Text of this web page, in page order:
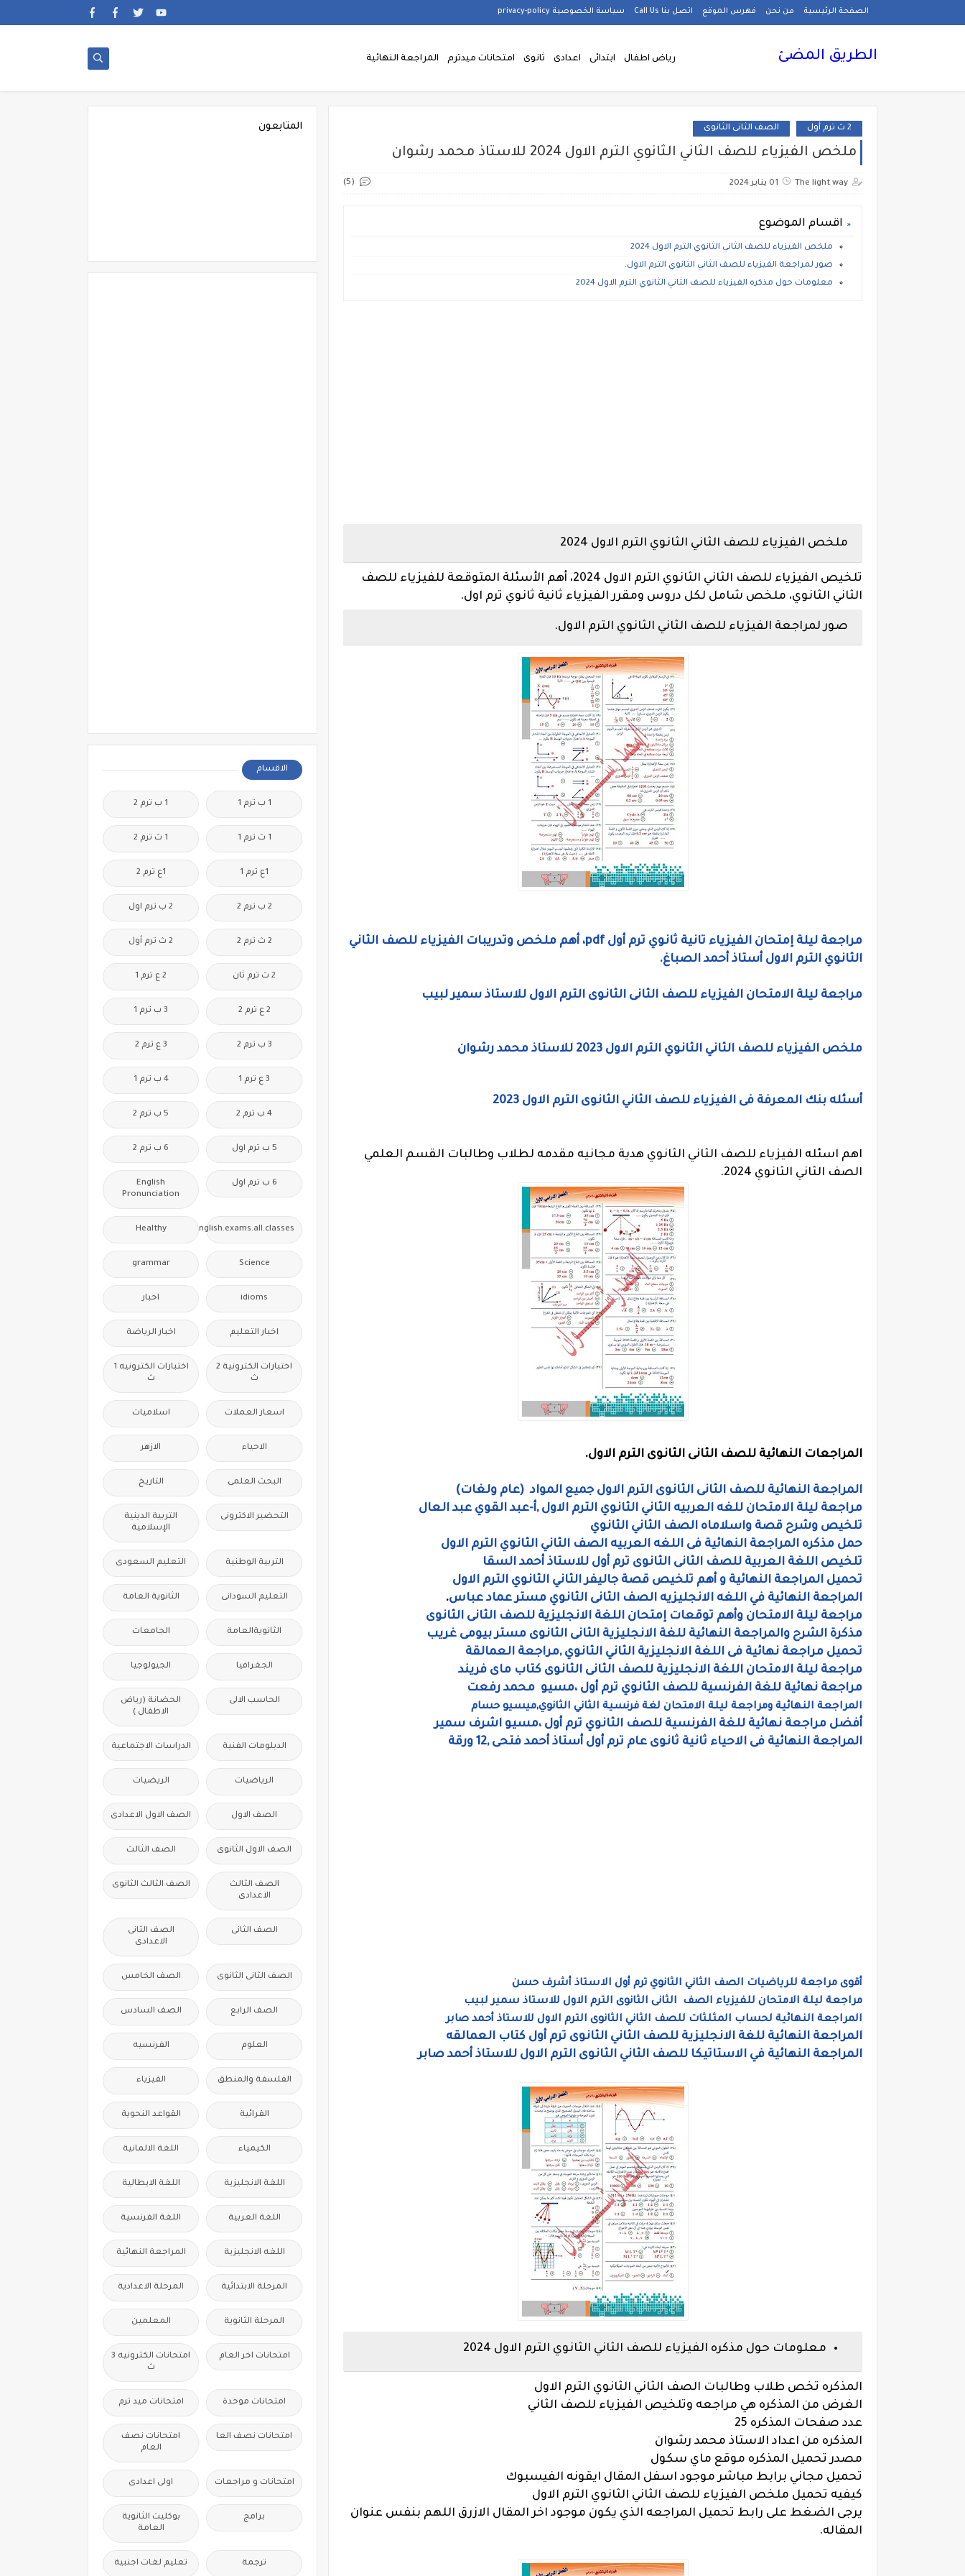
الصفحة الرئيسية من نحن فهرس الموقع اتصل بنا Call Us سياسة الخصوصية privacy-policy
الطريق المضئ رياض اطفال ابتدائى اعدادى ثانوى امتحانات ميدترم المراجعة النهائية
2 ث ترم أول الصف الثانى الثانوى
ملخص الفيزياء للصف الثاني الثانوي الترم الاول 2024 للاستاذ محمد رشوان
The light way 01 يناير 2024 (5)
اقسام الموضوع
ملخص الفيزياء للصف الثاني الثانوي الترم الاول 2024
صور لمراجعة الفيزياء للصف الثاني الثانوي الترم الاول.
معلومات حول مذكره الفيزياء للصف الثاني الثانوي الترم الاول 2024
ملخص الفيزياء للصف الثاني الثانوي الترم الاول 2024
تلخيص الفيزياء للصف الثاني الثانوي الترم الاول 2024، أهم الأسئلة المتوقعة للفيزياء للصف
الثاني الثانوي، ملخص شامل لكل دروس ومقرر الفيزياء ثانية ثانوي ترم اول.
صور لمراجعة الفيزياء للصف الثاني الثانوي الترم الاول.
مراجعة ليلة إمتحان الفيزياء تانية ثانوي ترم أول pdf، أهم ملخص وتدريبات الفيزياء للصف الثاني
الثانوي الترم الاول أستاذ أحمد الصباغ.
مراجعة ليلة الامتحان الفيزياء للصف الثانى الثانوى الترم الاول للاستاذ سمير لبيب
ملخص الفيزياء للصف الثاني الثانوي الترم الاول 2023 للاستاذ محمد رشوان
أسئله بنك المعرفة فى الفيزياء للصف الثاني الثانوى الترم الاول 2023
اهم اسئله الفيزياء للصف الثاني الثانوي هدية مجانيه مقدمه لطلاب وطالبات القسم العلمي
الصف الثاني الثانوي 2024.
المراجعات النهائية للصف الثانى الثانوى الترم الاول.
المراجعة النهائية للصف الثانى الثانوى الترم الاول جميع المواد (عام ولغات)
مراجعة ليلة الامتحان للغه العربيه الثاني الثانوي الترم الاول ,أ-عبد القوي عبد العال
تلخيص وشرح قصة واسلاماه الصف الثاني الثانوي
حمل مذكره المراجعة النهائية فى اللغه العربيه الصف الثاني الثانوي الترم الاول
تلخيص اللغة العربية للصف الثانى الثانوى ترم أول للاستاذ أحمد السقا
تحميل المراجعة النهائية و أهم تلخيص قصة جاليفر الثاني الثانوي الترم الاول
المراجعة النهائية في اللغه الانجليزيه الصف الثانى الثانوي مستر عماد عباس.
مراجعة ليلة الامتحان وأهم توقعات إمتحان اللغة الانجليزية للصف الثانى الثانوى
مذكرة الشرح والمراجعة النهائية للغة الانجليزية الثانى الثانوى مستر بيومى غريب
تحميل مراجعة نهائية فى اللغة الانجليزية الثاني الثانوي ,مراجعة العمالقة
مراجعة ليلة الامتحان اللغة الانجليزية للصف الثانى الثانوى كتاب ماى فريند
مراجعة نهائية للغة الفرنسية للصف الثانوي ترم أول ،مسيو محمد رفعت
المراجعة النهائية ومراجعة ليلة الامتحان لغة فرنسية الثاني الثانوي,ميسيو حسام
أفضل مراجعة نهائية للغة الفرنسية للصف الثانوي ترم أول ،مسيو اشرف سمير
المراجعة النهائية فى الاحياء ثانية ثانوى عام ترم أول أستاذ أحمد فتحى ,12 ورقة
أقوى مراجعة للرياضيات الصف الثاني الثانوي ترم أول الاستاذ أشرف حسن
مراجعة ليلة الامتحان للفيزياء الصف الثانى الثانوى الترم الاول للاستاذ سمير لبيب
المراجعة النهائية لحساب المثلثات للصف الثاني الثانوى الترم الاول للاستاذ أحمد صابر
المراجعة النهائية للغة الانجليزية للصف الثاني الثانوى ترم أول كتاب العمالقه
المراجعة النهائية في الاستاتيكا للصف الثاني الثانوى الترم الاول للاستاذ أحمد صابر
معلومات حول مذكره الفيزياء للصف الثاني الثانوي الترم الاول 2024
المذكره تخص طلاب وطالبات الصف الثاني الثانوي الترم الاول
الغرض من المذكره هي مراجعه وتلخيص الفيزياء للصف الثاني
عدد صفحات المذكره 25
المذكره من اعداد الاستاذ محمد رشوان
مصدر تحميل المذكره موقع ماي سكول
تحميل مجاني برابط مباشر موجود اسفل المقال ايقونه الفيسبوك
كيفيه تحميل ملخص الفيزياء للصف الثاني الثانوي الترم الاول
يرجى الضغط على رابط تحميل المراجعه الذي يكون موجود اخر المقال الازرق اللهم بنفس عنوان
المقاله.
المتابعون
الاقسام
1 ب ترم 1 1 ب ترم 2
1 ث ترم 1 1 ث ترم 2
1ع ترم 1 1ع ترم 2
2 ب ترم 2 2 ب ترم اول
2 ث ترم 2 2 ث ترم أول
2 ث ترم ثان 2 ع ترم 1
2 ع ترم 2 3 ب ترم 1
3 ب ترم 2 3 ع ترم 2
3 ع ترم 1 4 ب ترم 1
4 ب ترم 2 5 ب ترم 2
5 ب ترم اول 6 ب ترم 2
6 ب ترم اول
English
Pronunciation
Free.English.exams.all.classes
Healthy
Science
grammar
idioms اخبار
اخبار التعليم اخبار الرياضة
اختبارات الكترونية 2
ث
اختبارات الكترونيه 1
ث
اسعار العملات اسلاميات
الاحياء الازهر
البحث العلمى التاريخ
التحضير الاكترونى
التربية الدينية
الإسلامية
التربية الوطنية التعليم السعودى
التعليم السودانى الثانوية العامة
الثانويةالعامة الجامعات
الجغرافيا الجيولوجيا
الحاسب الالى
الحضانة (رياض
الاطفال )
الدبلومات الفنية الدراسات الاجتماعية
الرياضيات الريضيات
الصف الاول الصف الاول الاعدادى
الصف الاول الثانوى الصف الثالث
الصف الثالث
الاعدادى
الصف الثالث الثانوى
الصف الثانى
الصف الثانى
الاعدادى
الصف الثانى الثانوى الصف الخامس
الصف الرابع الصف السادس
العلوم الفرنسيه
الفلسفة والمنطق الفيزياء
القرائية القواعد النحوية
الكيمياء اللغة الالمانية
اللغة الانجليزية اللغة الايطالية
اللغة العربية اللغة الفرنسية
اللغه الانجليزية المراجعة النهائية
المرحلة الابتدائية المرحلة الاعدادية
المرحلة الثانوية المعلمين
امتحانات اخر العام
امتحانات الكترونيه 3
ث
امتحانات موحدة امتحانات ميد ترم
امتحانات نصف العا
امتحانات نصف
العام
امتحانات و مراجعات اولى اعدادى
برامج
بوكليت الثانوية
العامة
ترجمة تعليم لغات اجنبية